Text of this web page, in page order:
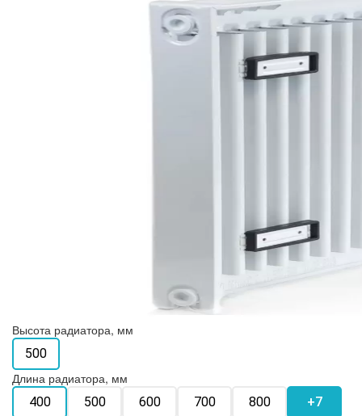
Высота радиатора, мм
500
Длина радиатора, мм
400 500 600 700 800 +7